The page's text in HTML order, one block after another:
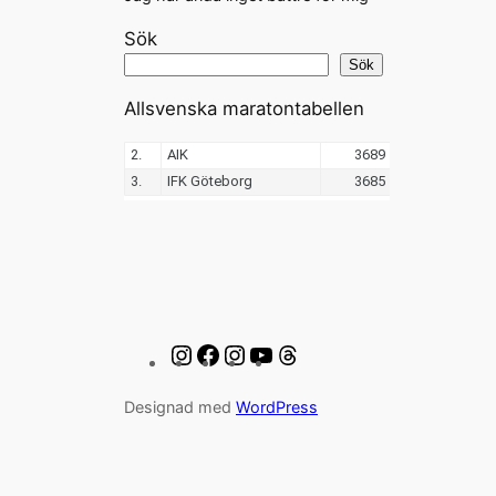
Sök
Sök
Allsvenska maratontabellen
Instagram
Facebook
Instagram
YouTube
Designad med WordPress